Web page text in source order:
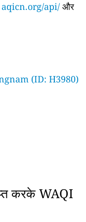
aqicn.org/api/ और
(ID: H3980)
करके WAQI